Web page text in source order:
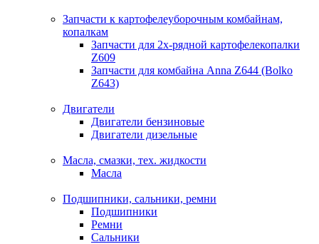
Запчасти к картофелеуборочным комбайнам,
копалкам
Запчасти для 2х-рядной картофелекопалки
Z609
Запчасти для комбайна Anna Z644 (Bolko
Z643)
Двигатели
Двигатели бензиновые
Двигатели дизельные
Масла, смазки, тех. жидкости
Масла
Подшипники, сальники, ремни
Подшипники
Ремни
Сальники